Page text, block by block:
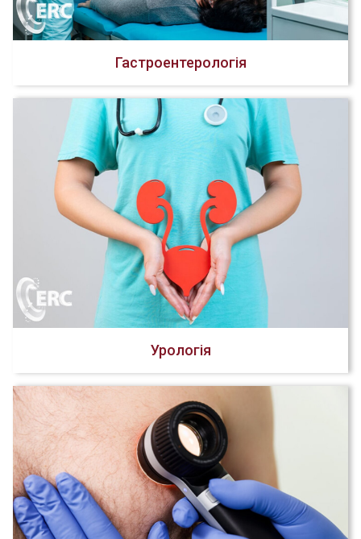
Гастроентерологія
Урологія